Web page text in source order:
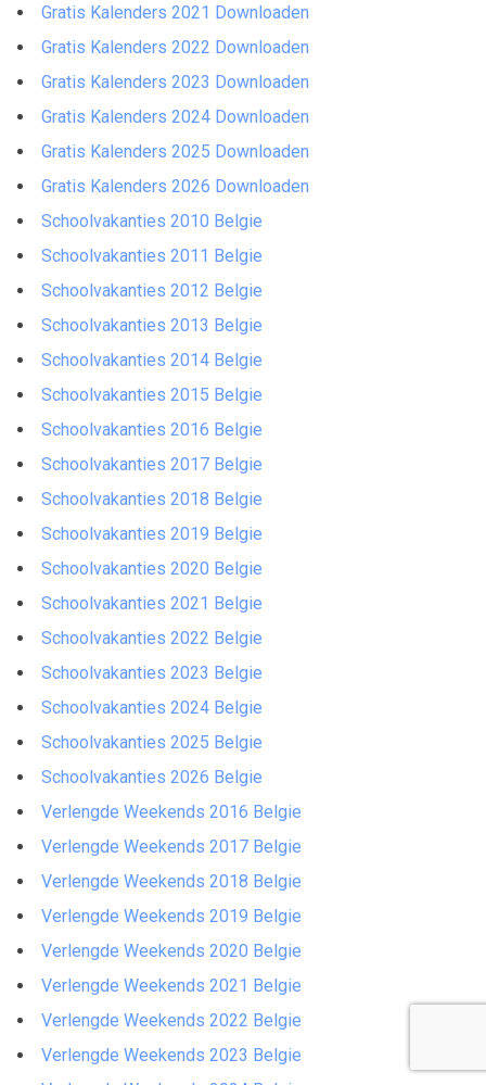
Gratis Kalenders 2021 Downloaden
Gratis Kalenders 2022 Downloaden
Gratis Kalenders 2023 Downloaden
Gratis Kalenders 2024 Downloaden
Gratis Kalenders 2025 Downloaden
Gratis Kalenders 2026 Downloaden
Schoolvakanties 2010 Belgie
Schoolvakanties 2011 Belgie
Schoolvakanties 2012 Belgie
Schoolvakanties 2013 Belgie
Schoolvakanties 2014 Belgie
Schoolvakanties 2015 Belgie
Schoolvakanties 2016 Belgie
Schoolvakanties 2017 Belgie
Schoolvakanties 2018 Belgie
Schoolvakanties 2019 Belgie
Schoolvakanties 2020 Belgie
Schoolvakanties 2021 Belgie
Schoolvakanties 2022 Belgie
Schoolvakanties 2023 Belgie
Schoolvakanties 2024 Belgie
Schoolvakanties 2025 Belgie
Schoolvakanties 2026 Belgie
Verlengde Weekends 2016 Belgie
Verlengde Weekends 2017 Belgie
Verlengde Weekends 2018 Belgie
Verlengde Weekends 2019 Belgie
Verlengde Weekends 2020 Belgie
Verlengde Weekends 2021 Belgie
Verlengde Weekends 2022 Belgie
Verlengde Weekends 2023 Belgie